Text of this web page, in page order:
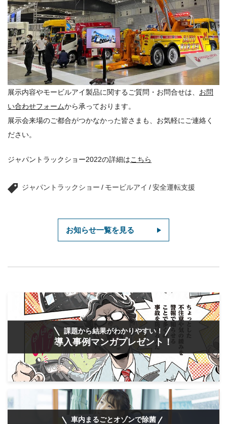
展示内容やモービルアイ製品に関するご質問・お問合せは、 お問
い合わせフォームから承っております。
展示会来場のご都合がつかなかった皆さまも、お気軽にご連絡く
ださい。
ジャパントラックショー2022の詳細はこちら
ジャパントラックショー / モービルアイ /安全運転支援
お知らせ一覧を見る
課題から結果がわかりやすい！
導入事例マンガプレゼント！
車内まるごとオゾンで除菌